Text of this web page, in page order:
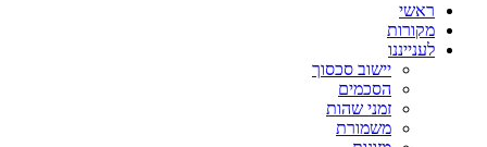
ראשי
מקורות
לענייננו
יישוב סכסוך
הסכמים
זמני שהות
משמורת